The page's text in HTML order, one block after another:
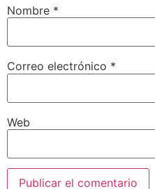
Nombre *
Correo electrónico *
Web